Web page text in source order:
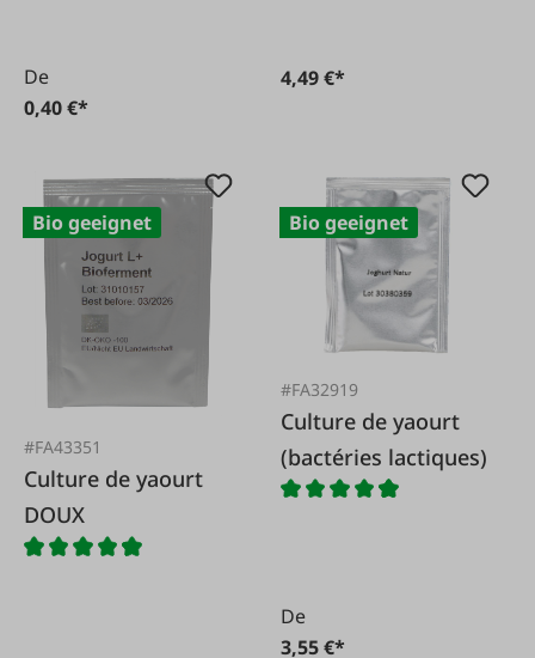
De
0,40 €*
4,49 €*
Bio geeignet
#FA43351
Culture de yaourt
DOUX
Bio geeignet
#FA32919
Culture de yaourt
(bactéries lactiques)
De
3,55 €*